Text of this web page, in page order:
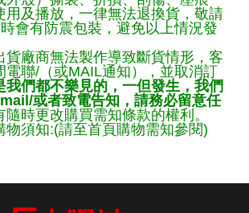
用及播放，一律無法退換貨，敬請
會有防震包裝，避免以上情況發
貨廠商無法製作導致斷貨情形，客
電聯/（或MAIL通知），並取消訂
我們都不樂見的，一但發生，我們
或者致電告知，請務必留意任
隨時更改購買需知條款的權利。
物須知:(請至首頁購物需知參閱)